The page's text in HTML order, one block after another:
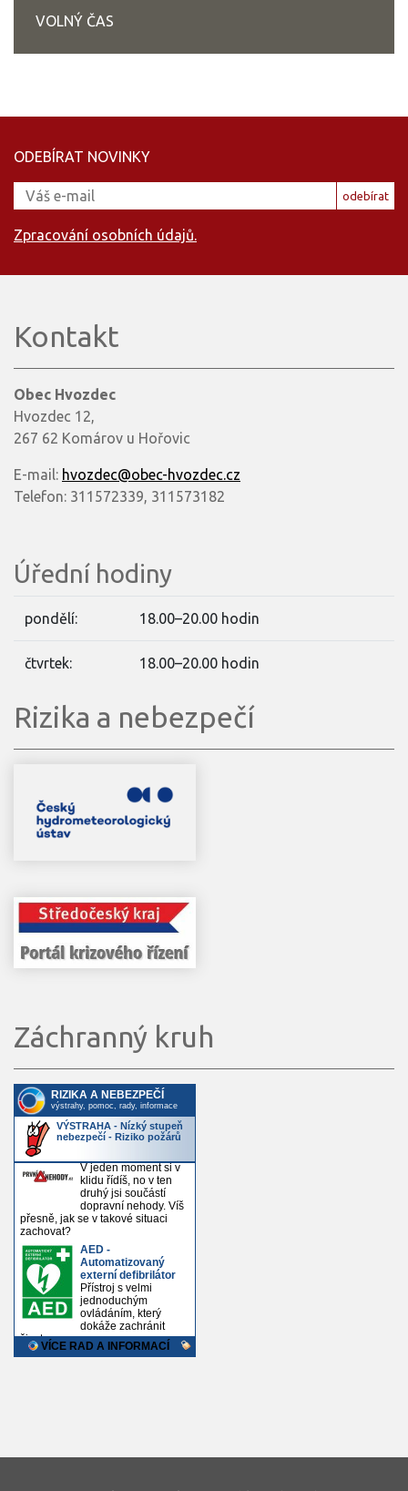
VOLNÝ ČAS
ODEBÍRAT NOVINKY
odebírat
Zpracování osobních údajů.
Kontakt
Obec Hvozdec
Hvozdec 12,
267 62 Komárov u Hořovic
E-mail: hvozdec@obec-hvozdec.cz
Telefon: 311572339, 311573182
Úřední hodiny
pondělí: 18.00–20.00 hodin
čtvrtek: 18.00–20.00 hodin
Rizika a nebezpečí
Záchranný kruh